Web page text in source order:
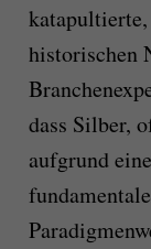
historischen
dass Silber,
aufgrund